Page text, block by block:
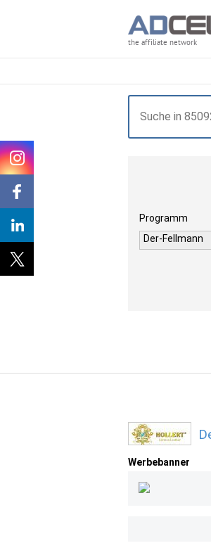
the affiliate network
Programm
Der-Fellmann
Werbebanner